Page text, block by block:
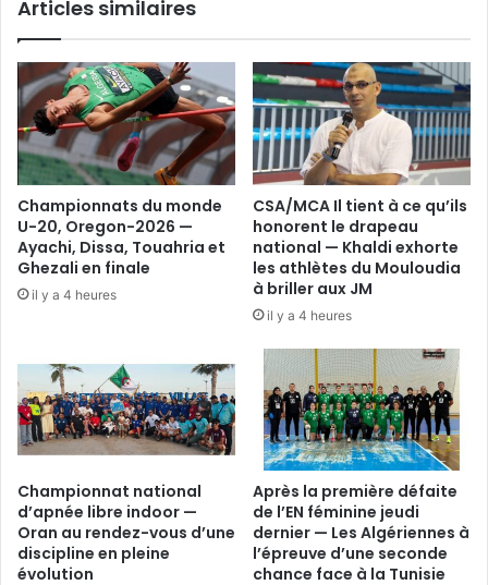
les
Articles similaires
Championnats du monde
U-20, Oregon-2026 —
Ayachi, Dissa, Touahria et
Ghezali en finale
il y a 4 heures
CSA/MCA Il tient à ce qu’ils
honorent le drapeau
national — Khaldi exhorte
les athlètes du Mouloudia
à briller aux JM
il y a 4 heures
Championnat national
d’apnée libre indoor —
Oran au rendez-vous d’une
discipline en pleine
évolution
Après la première défaite
de l’EN féminine jeudi
dernier — Les Algériennes à
l’épreuve d’une seconde
chance face à la Tunisie